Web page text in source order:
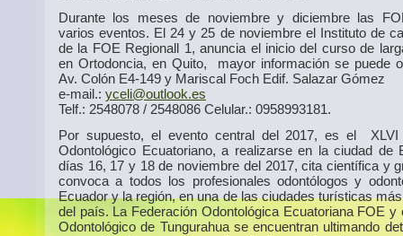
Durante los meses de noviembre y diciembre las
varios eventos. El 24 y 25 de noviembre el Instituto de
de la FOE Regionall 1, anuncia el inicio del curso de
en Ortodoncia, en Quito, mayor información se puede
Av. Colón E4-149 y Mariscal Foch Edif. Salazar Gómez
e-mail.: yceli@outlook.es
Telf.: 2548078 / 2548086 Celular.: 0958993181.
Por supuesto, el evento central del 2017, es el XLVI
Odontológico Ecuatoriano, a realizarse en la ciudad de
días 16, 17 y 18 de noviembre del 2017, cita científica y
convoca a todos los profesionales odontólogos y
Ecuador y la región, en una de las ciudades turísticas
del país. La Federación Odontológica Ecuatoriana FOE
Odontológico de Tungurahua se encuentran ultimando